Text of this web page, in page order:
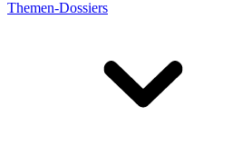
Themen-Dossiers